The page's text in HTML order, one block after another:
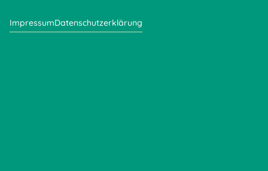
ImpressumDatenschutzerklärung